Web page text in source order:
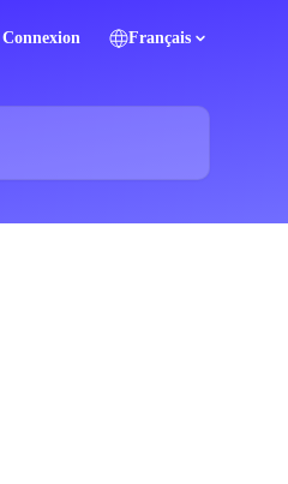
Connexion Français